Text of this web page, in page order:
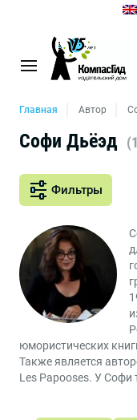
Главная Автор
Софи Дьёэд
Фильтры
юмористических
Также является
Les Papooses. У Софи